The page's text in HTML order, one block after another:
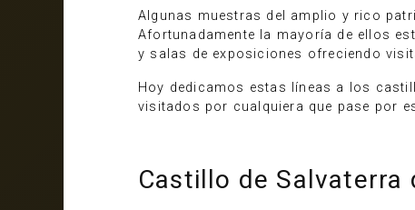
Algunas muestras del amplio y rico
Afortunadamente la mayoría de ellos
y salas de exposiciones ofreciendo
Hoy dedicamos estas líneas a los
visitados por cualquiera que pase por
Castillo de Salvaterra